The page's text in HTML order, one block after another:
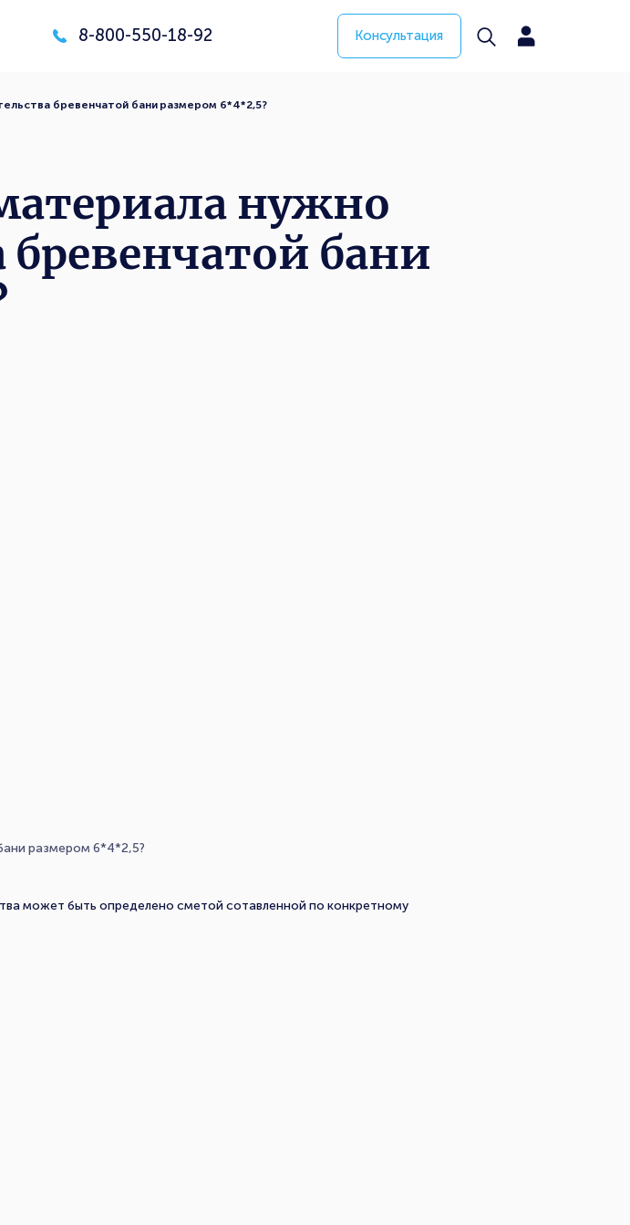
8-800-550-18-92 Консультация
бревенчатой бани размером 6*4*2,5?
нужно
бревенчатой бани
размером 6*4*2,5?
может быть определено сметой сотавленной по конкретному